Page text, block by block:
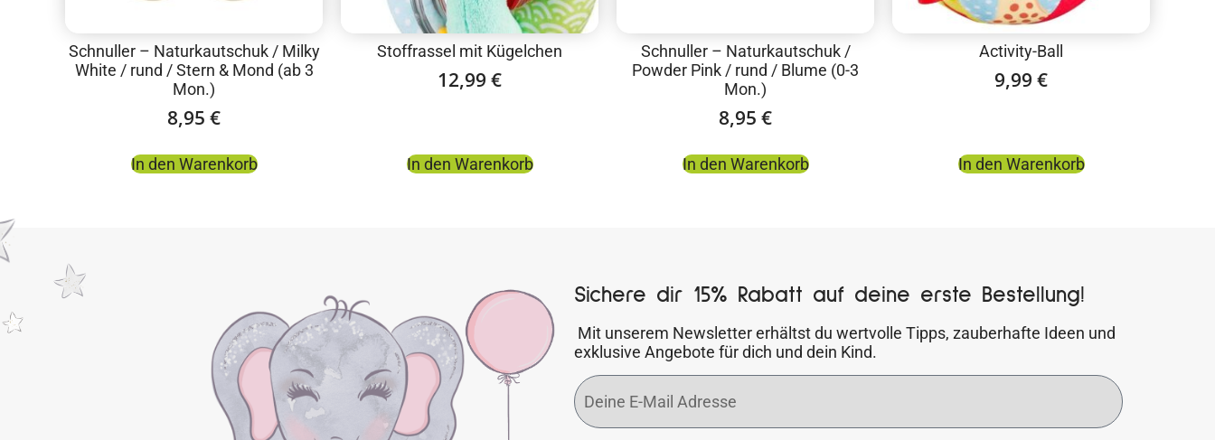
Schnuller – Naturkautschuk / Milky
White / rund / Stern & Mond (ab 3
Mon.)
8,95 €
In den Warenkorb
Stoffrassel mit Kügelchen
12,99 €
In den Warenkorb
Schnuller – Naturkautschuk /
Powder Pink / rund / Blume (0-3
Mon.)
8,95 €
In den Warenkorb
Activity-Ball
9,99 €
In den Warenkorb
Sichere dir 15% Rabatt auf deine erste Bestellung!
Mit unserem Newsletter erhältst du wertvolle Tipps, zauberhafte Ideen und
exklusive Angebote für dich und dein Kind.